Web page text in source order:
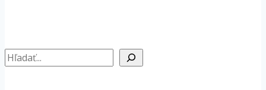
Hľadať